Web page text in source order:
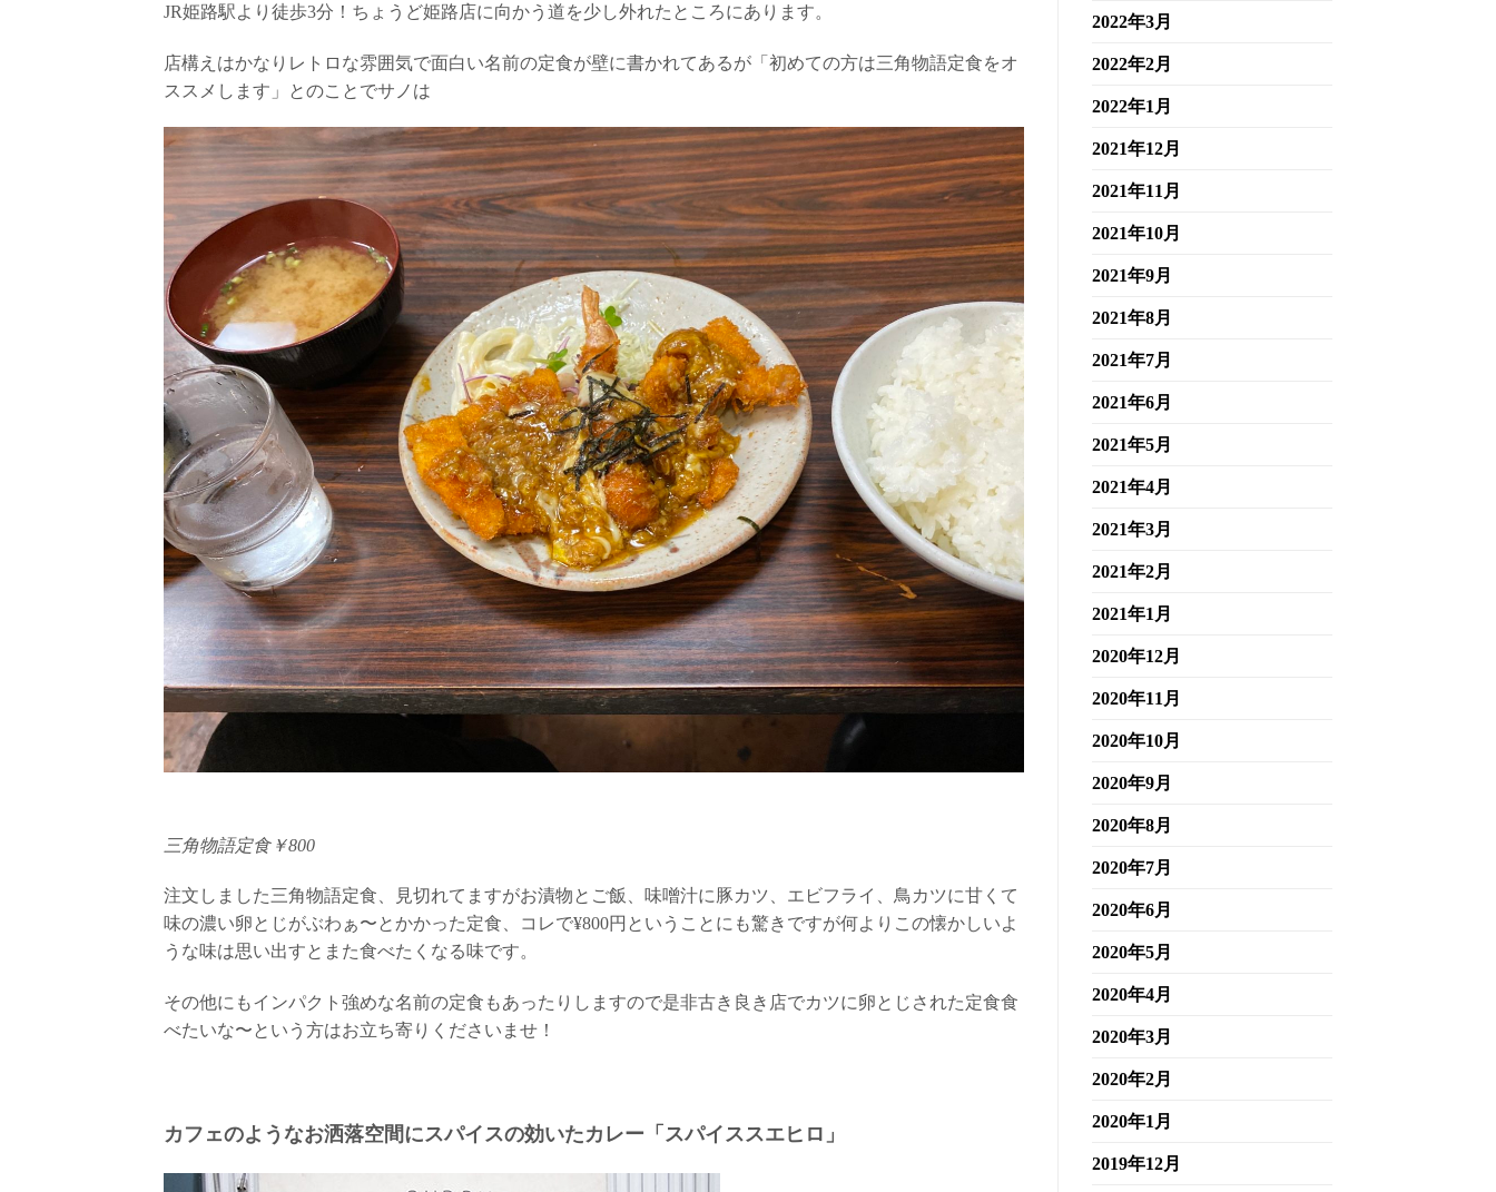
JR姫路駅より徒歩3分！ちょうど姫路店に向かう道を少し外れたところにあります。
店構えはかなりレトロな雰囲気で面白い名前の定食が壁に書かれてあるが「初めての方は三角物語定食をオ
ススメします」とのことでサノは
三角物語定食￥800
注文しました三角物語定食、見切れてますがお漬物とご飯、味噌汁に豚カツ、エビフライ、鳥カツに甘くて
味の濃い卵とじがぶわぁ〜とかかった定食、コレで¥800円ということにも驚きですが何よりこの懐かしいよ
うな味は思い出すとまた食べたくなる味です。
その他にもインパクト強めな名前の定食もあったりしますので是非古き良き店でカツに卵とじされた定食食
べたいな〜という方はお立ち寄りくださいませ！
カフェのようなお洒落空間にスパイスの効いたカレー「スパイススエヒロ」
2022年3月
2022年2月
2022年1月
2021年12月
2021年11月
2021年10月
2021年9月
2021年8月
2021年7月
2021年6月
2021年5月
2021年4月
2021年3月
2021年2月
2021年1月
2020年12月
2020年11月
2020年10月
2020年9月
2020年8月
2020年7月
2020年6月
2020年5月
2020年4月
2020年3月
2020年2月
2020年1月
2019年12月